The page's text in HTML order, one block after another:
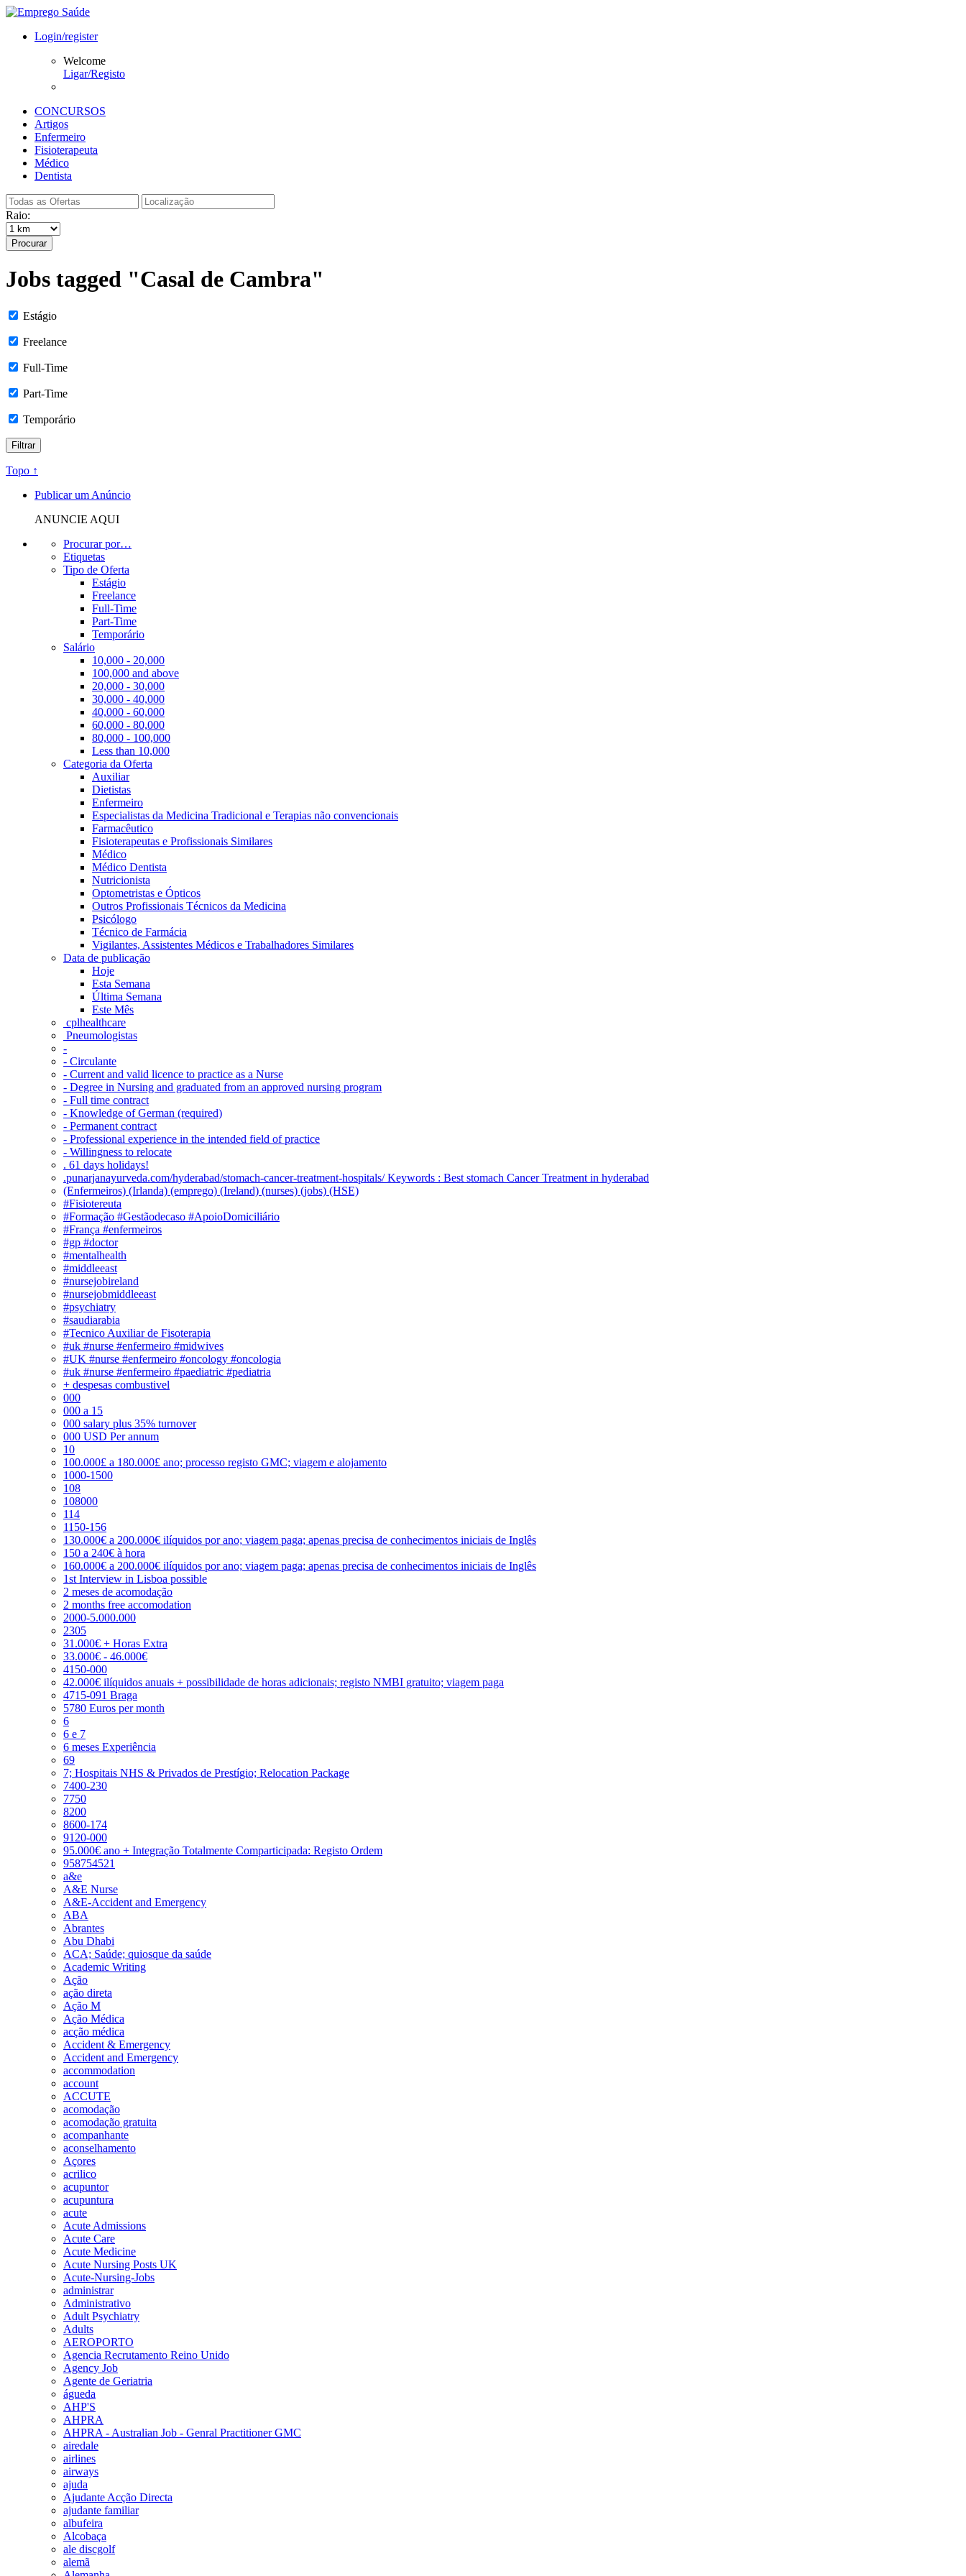
Login/register
Welcome
Ligar/Registo
CONCURSOS
Artigos
Enfermeiro
Fisioterapeuta
Médico
Dentista
Raio:
Procurar
Jobs tagged "Casal de Cambra"
Estágio
Freelance
Full-Time
Part-Time
Temporário
Topo ↑
Publicar um Anúncio
ANUNCIE AQUI
Procurar por…
Etiquetas
Tipo de Oferta
Estágio
Freelance
Full-Time
Part-Time
Temporário
Salário
10,000 - 20,000
100,000 and above
20,000 - 30,000
30,000 - 40,000
40,000 - 60,000
60,000 - 80,000
80,000 - 100,000
Less than 10,000
Categoria da Oferta
Auxiliar
Dietistas
Enfermeiro
Especialistas da Medicina Tradicional e Terapias não convencionais
Farmacêutico
Fisioterapeutas e Profissionais Similares
Médico
Médico Dentista
Nutricionista
Optometristas e Ópticos
Outros Profissionais Técnicos da Medicina
Psicólogo
Técnico de Farmácia
Vigilantes, Assistentes Médicos e Trabalhadores Similares
Data de publicação
Hoje
Esta Semana
Última Semana
Este Mês
‎ cplhealthcare‬
Pneumologistas
-
- Circulante
- Current and valid licence to practice as a Nurse
- Degree in Nursing and graduated from an approved nursing program
- Full time contract
- Knowledge of German (required)
- Permanent contract
- Professional experience in the intended field of practice
- Willingness to relocate
. 61 days holidays!
.punarjanayurveda.com/hyderabad/stomach-cancer-treatment-hospitals/ Keywords : Best stomach Cancer Treatment in hyderabad
(Enfermeiros) (Irlanda) (emprego) (Ireland) (nurses) (jobs) (HSE)
#Fisiotereuta
#Formação #Gestãodecaso #ApoioDomiciliário
#França #enfermeiros
#gp #doctor
#mentalhealth
#middleeast
#nursejobireland
#nursejobmiddleeast
#psychiatry
#saudiarabia
#Tecnico Auxiliar de Fisoterapia
#uk #nurse #enfermeiro #midwives
#UK #nurse #enfermeiro #oncology #oncologia
#uk #nurse #enfermeiro #paediatric #pediatria
+ despesas combustivel
000
000 a 15
000 salary plus 35% turnover
000 USD Per annum
10
100.000£ a 180.000£ ano; processo registo GMC; viagem e alojamento
1000-1500
108
108000
114
1150-156
130.000€ a 200.000€ ilíquidos por ano; viagem paga; apenas precisa de conhecimentos iniciais de Inglês
150 a 240€ à hora
160.000€ a 200.000€ ilíquidos por ano; viagem paga; apenas precisa de conhecimentos iniciais de Inglês
1st Interview in Lisboa possible
2 meses de acomodação
2 months free accomodation
2000-5.000.000
2305
31.000€ + Horas Extra
33.000€ - 46.000€
4150-000
42.000€ ilíquidos anuais + possibilidade de horas adicionais; registo NMBI gratuito; viagem paga
4715-091 Braga
5780 Euros per month
6
6 e 7
6 meses Experiência
69
7; Hospitais NHS & Privados de Prestígio; Relocation Package
7400-230
7750
8200
8600-174
9120-000
95.000€ ano + Integração Totalmente Comparticipada: Registo Ordem
958754521
a&e
A&E Nurse
A&E-Accident and Emergency
ABA
Abrantes
Abu Dhabi
ACA; Saúde; quiosque da saúde
Academic Writing
Ação
ação direta
Ação M
Ação Médica
acção médica
Accident & Emergency
Accident and Emergency
accommodation
account
ACCUTE
acomodação
acomodação gratuita
acompanhante
aconselhamento
Açores
acrilico
acupuntor
acupuntura
acute
Acute Admissions
Acute Care
Acute Medicine
Acute Nursing Posts UK
Acute-Nursing-Jobs
administrar
Administrativo
Adult Psychiatry
Adults
AEROPORTO
Agencia Recrutamento Reino Unido
Agency Job
Agente de Geriatria
águeda
AHP'S
AHPRA
AHPRA - Australian Job - Genral Practitioner GMC
airedale
airlines
airways
ajuda
Ajudante Acção Directa
ajudante familiar
albufeira
Alcobaça
ale discgolf
alemã